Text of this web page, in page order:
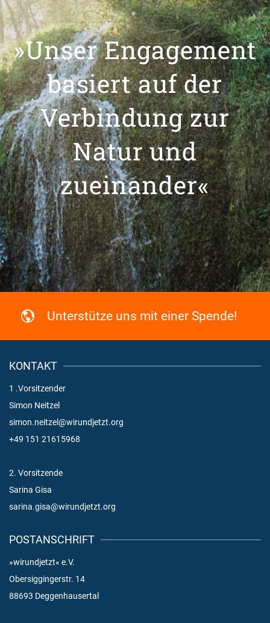
»Unser Engagement
basiert auf der
Verbindung zur
Natur und
zueinander«
Unterstütze uns mit einer Spende!
KONTAKT
1 .Vorsitzender
Simon Neitzel
simon.neitzel@wirundjetzt.org
+49 151 21615968
2. Vorsitzende
Sarina Gisa
sarina.gisa@wirundjetzt.org
POSTANSCHRIFT
»wirundjetzt« e.V.
Obersiggingerstr. 14
88693 Deggenhausertal